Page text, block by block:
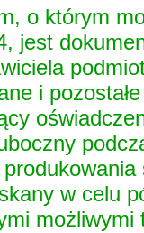
o którym
jest
i
w celu
możliwymi